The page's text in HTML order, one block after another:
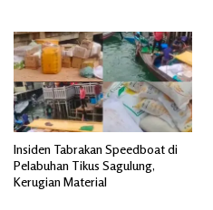
Insiden Tabrakan Speedboat di
Pelabuhan Tikus Sagulung,
Kerugian Material